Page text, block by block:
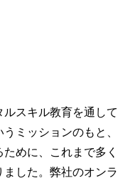
スキル教育を通して
ミッションのもと、
めに、これまで多く
した。弊社のオンラ